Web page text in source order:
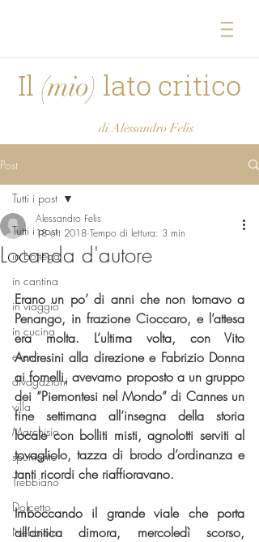
Il (mio) lato critico
di Alessandro Felis
Post
Tutti i post
in bottega
in cantina
in viaggio
in cucina
eventi
divagazioni
villa
Marchisio
spumante
Trebbiano
Dolcetto
Nebbiolo
Tutti i post
Locanda d'autore
Alessandro Felis
18 ott 2018 Tempo di lettura: 3 min
Erano un po’ di anni che non tornavo a
Penango, in frazione Cioccaro, e l’attesa
era molta. L’ultima volta, con Vito
Andresini alla direzione e Fabrizio Donna
ai fornelli, avevamo proposto a un gruppo
dei “Piemontesi nel Mondo” di Cannes un
fine settimana all’insegna della storia
locale con bolliti misti, agnolotti serviti al
tovagliolo, tazza di brodo d’ordinanza e
tanti ricordi che riaffioravano.
Imboccando il grande viale che porta
all’antica dimora, mercoledì scorso,